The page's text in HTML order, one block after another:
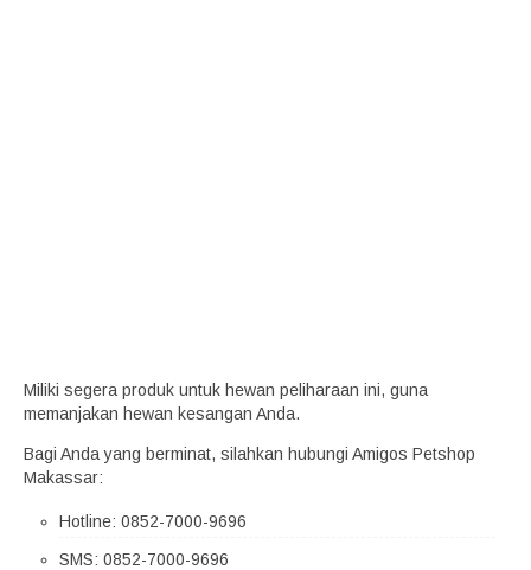
Miliki segera produk untuk hewan peliharaan ini, guna
memanjakan hewan kesangan Anda.
Bagi Anda yang berminat, silahkan hubungi Amigos Petshop
Makassar:
Hotline: 0852-7000-9696
SMS: 0852-7000-9696